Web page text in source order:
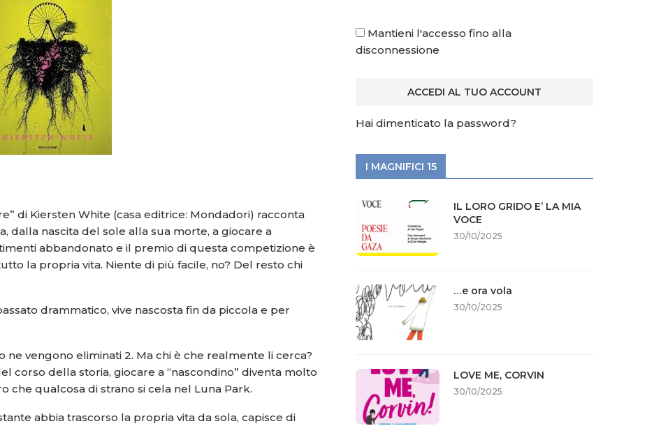
di Kiersten White (casa editrice: Mondadori) racconta
dalla nascita del sole alla sua morte, a giocare a
abbandonato e il premio di questa competizione è
la propria vita. Niente di più facile, no? Del resto chi
drammatico, vive nascosta fin da piccola e per
vengono eliminati 2. Ma chi è che realmente li cerca?
corso della storia, giocare a “nascondino” diventa molto
che qualcosa di strano si cela nel Luna Park.
abbia trascorso la propria vita da sola, capisce di
Mantieni l'accesso fino alla
disconnessione
Hai dimenticato la password?
I MAGNIFICI 15
IL LORO GRIDO E’ LA MIA
VOCE
30/10/2025
…e ora vola
30/10/2025
LOVE ME, CORVIN
30/10/2025